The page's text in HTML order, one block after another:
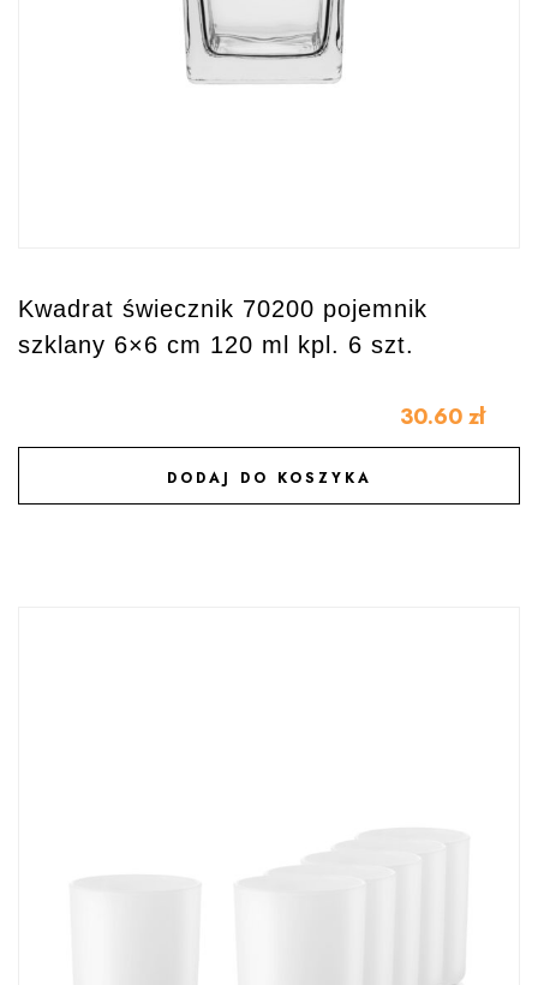
Kwadrat świecznik 70200 pojemnik
szklany 6×6 cm 120 ml kpl. 6 szt.
30.60 zł
DODAJ DO KOSZYKA
DODAJ DO ULUBIONYCH